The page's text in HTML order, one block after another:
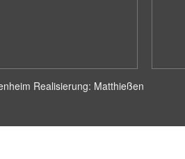
Realisierung: Matthießen